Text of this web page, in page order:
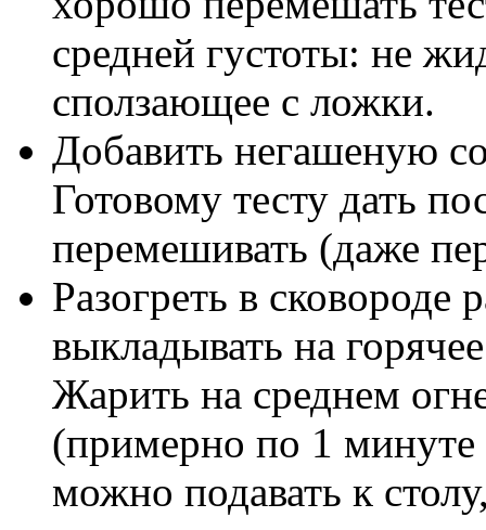
средней густоты: не
сползающее с ложки.
Добавить негашеную
Готовому тесту дать
перемешивать (даже
Разогреть в сковороде
выкладывать на
Жарить на среднем
(примерно по 1
можно подавать к